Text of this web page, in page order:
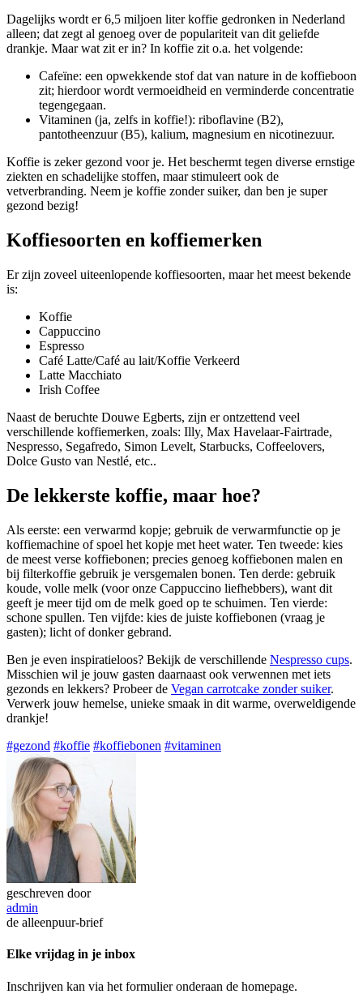
Dagelijks wordt er 6,5 miljoen liter koffie gedronken in Nederland
alleen; dat zegt al genoeg over de populariteit van dit geliefde
drankje. Maar wat zit er in? In koffie zit o.a. het volgende:
Cafeïne: een opwekkende stof dat van nature in de koffieboon
zit; hierdoor wordt vermoeidheid en verminderde concentratie
tegengegaan.
Vitaminen (ja, zelfs in koffie!): riboflavine (B2),
pantotheenzuur (B5), kalium, magnesium en nicotinezuur.
Koffie is zeker gezond voor je. Het beschermt tegen diverse ernstige
ziekten en schadelijke stoffen, maar stimuleert ook de
vetverbranding. Neem je koffie zonder suiker, dan ben je super
gezond bezig!
Koffiesoorten en koffiemerken
Er zijn zoveel uiteenlopende koffiesoorten, maar het meest bekende
is:
Koffie
Cappuccino
Espresso
Café Latte/Café au lait/Koffie Verkeerd
Latte Macchiato
Irish Coffee
Naast de beruchte Douwe Egberts, zijn er ontzettend veel
verschillende koffiemerken, zoals: Illy, Max Havelaar-Fairtrade,
Nespresso, Segafredo, Simon Levelt, Starbucks, Coffeelovers,
Dolce Gusto van Nestlé, etc..
De lekkerste koffie, maar hoe?
Als eerste: een verwarmd kopje; gebruik de verwarmfunctie op je
koffiemachine of spoel het kopje met heet water. Ten tweede: kies
de meest verse koffiebonen; precies genoeg koffiebonen malen en
bij filterkoffie gebruik je versgemalen bonen. Ten derde: gebruik
koude, volle melk (voor onze Cappuccino liefhebbers), want dit
geeft je meer tijd om de melk goed op te schuimen. Ten vierde:
schone spullen. Ten vijfde: kies de juiste koffiebonen (vraag je
gasten); licht of donker gebrand.
Ben je even inspiratieloos? Bekijk de verschillende Nespresso cups.
Misschien wil je jouw gasten daarnaast ook verwennen met iets
gezonds en lekkers? Probeer de Vegan carrotcake zonder suiker.
Verwerk jouw hemelse, unieke smaak in dit warme, overweldigende
drankje!
#gezond #koffie #koffiebonen #vitaminen
geschreven door
admin
de alleenpuur-brief
Elke vrijdag in je inbox
Inschrijven kan via het formulier onderaan de homepage.